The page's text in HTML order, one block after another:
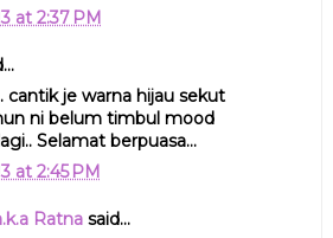
at 2:37 PM
cantik je warna hijau sekut
ni belum timbul mood
Selamat berpuasa...
at 2:45 PM
Ratnasaid...